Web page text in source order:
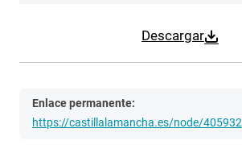
Descargar
Enlace permanente:
https://castillalamancha.es/node/405932